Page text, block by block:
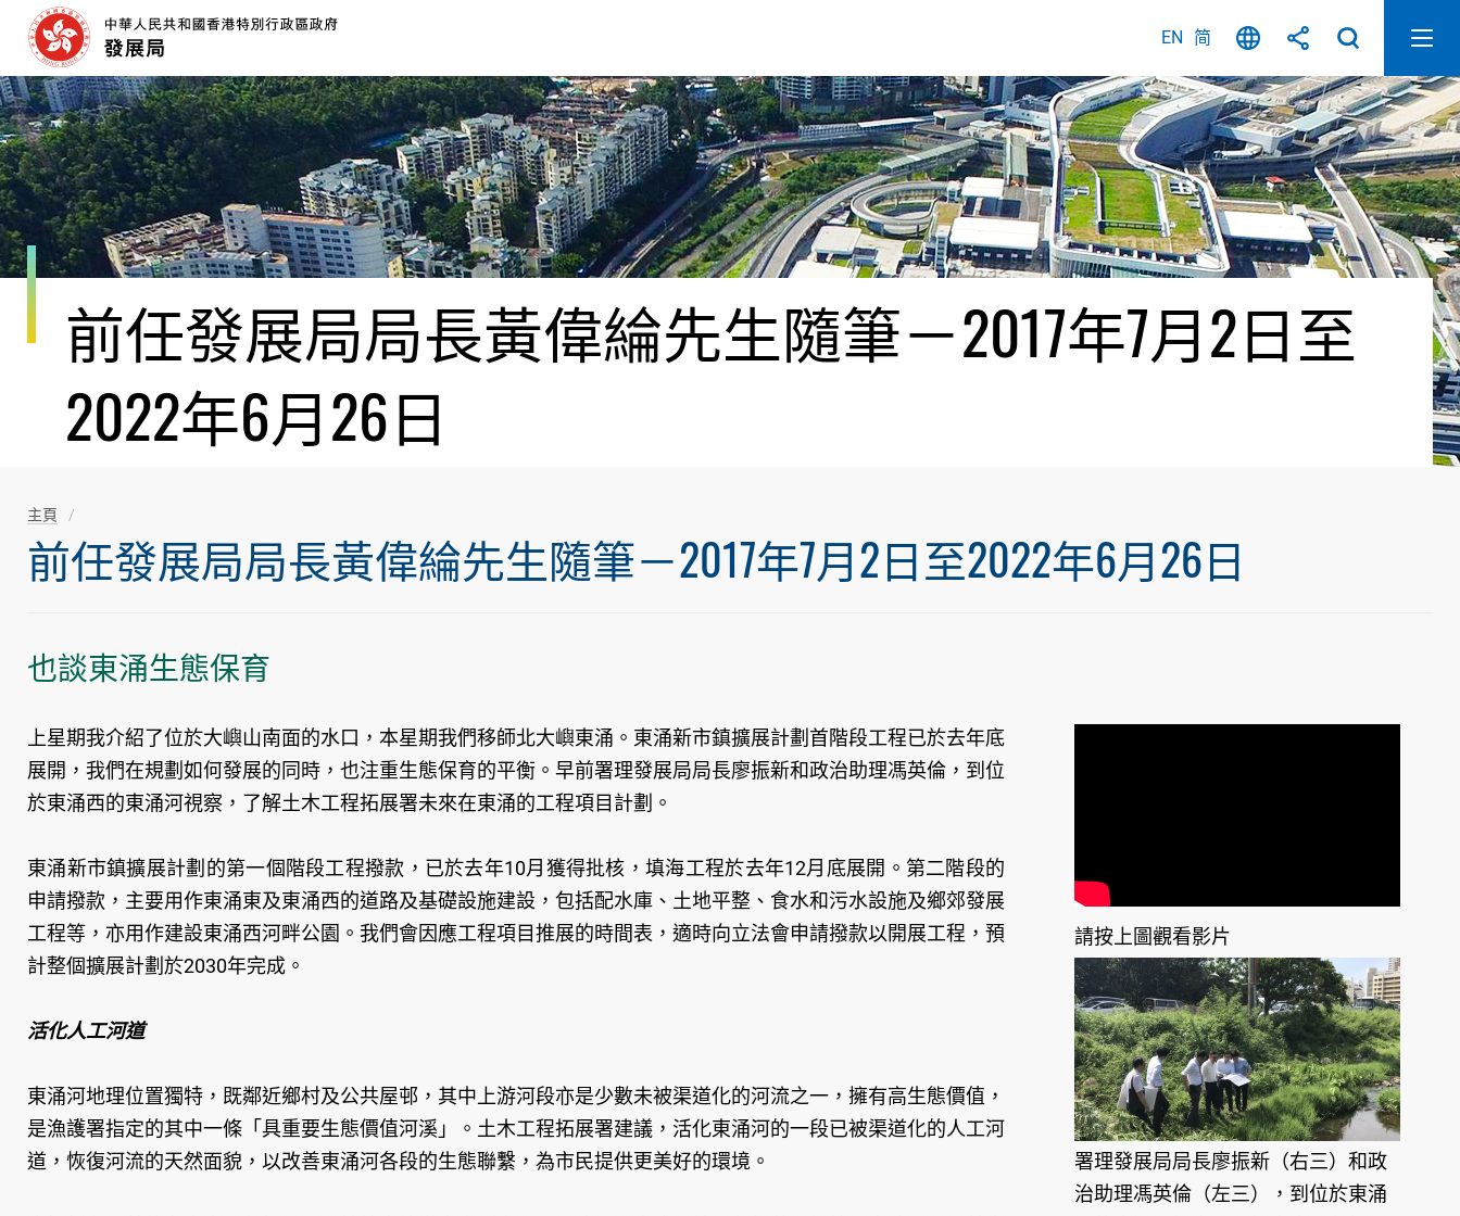
容
開
始
EN 简
前任發展局局長黃偉綸先生隨筆－2017年7月2日至
2022年6月26日
主頁
前任發展局局長黃偉綸先生隨筆－2017年7月2日至2022年6月26日
也談東涌生態保育
上星期我介紹了位於大嶼山南面的水口，本星期我們移師北大嶼東涌。東涌新市鎮擴展計劃首階段工程已於去年底
展開，我們在規劃如何發展的同時，也注重生態保育的平衡。早前署理發展局局長廖振新和政治助理馮英倫，到位
於東涌西的東涌河視察，了解土木工程拓展署未來在東涌的工程項目計劃。
東涌新市鎮擴展計劃的第一個階段工程撥款，已於去年10月獲得批核，填海工程於去年12月底展開。第二階段的
申請撥款，主要用作東涌東及東涌西的道路及基礎設施建設，包括配水庫、土地平整、食水和污水設施及鄉郊發展
工程等，亦用作建設東涌西河畔公園。我們會因應工程項目推展的時間表，適時向立法會申請撥款以開展工程，預
計整個擴展計劃於2030年完成。
活化人工河道
東涌河地理位置獨特，既鄰近鄉村及公共屋邨，其中上游河段亦是少數未被渠道化的河流之一，擁有高生態價值，
是漁護署指定的其中一條「具重要生態價值河溪」。土木工程拓展署建議，活化東涌河的一段已被渠道化的人工河
道，恢復河流的天然面貌，以改善東涌河各段的生態聯繫，為市民提供更美好的環境。
請按上圖觀看影片
署理發展局局長廖振新（右三）和政
治助理馮英倫（左三），到位於東涌